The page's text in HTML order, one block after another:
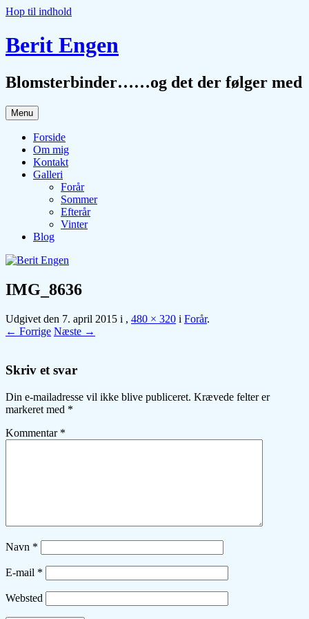
Hop til indhold
Berit Engen
Blomsterbinder……og det der følger med
Menu
Forside
Om mig
Kontakt
Galleri
Forår
Sommer
Efterår
Vinter
Blog
IMG_8636
Udgivet den 7. april 2015 i , 480 × 320 i Forår.
← Forrige Næste →
Skriv et svar
Din e-mailadresse vil ikke blive publiceret. Krævede felter er
markeret med *
Kommentar *
Navn *
E-mail *
Websted